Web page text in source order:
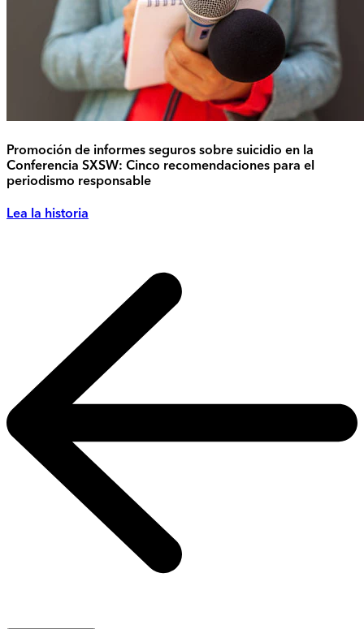
Promoción de informes seguros sobre suicidio en la
Conferencia SXSW: Cinco recomendaciones para el
periodismo responsable
Lea la historia